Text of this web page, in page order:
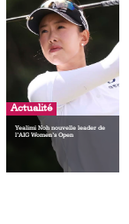
Actualité
Yealimi Noh nouvelle leader de
l’AIG Women’s Open